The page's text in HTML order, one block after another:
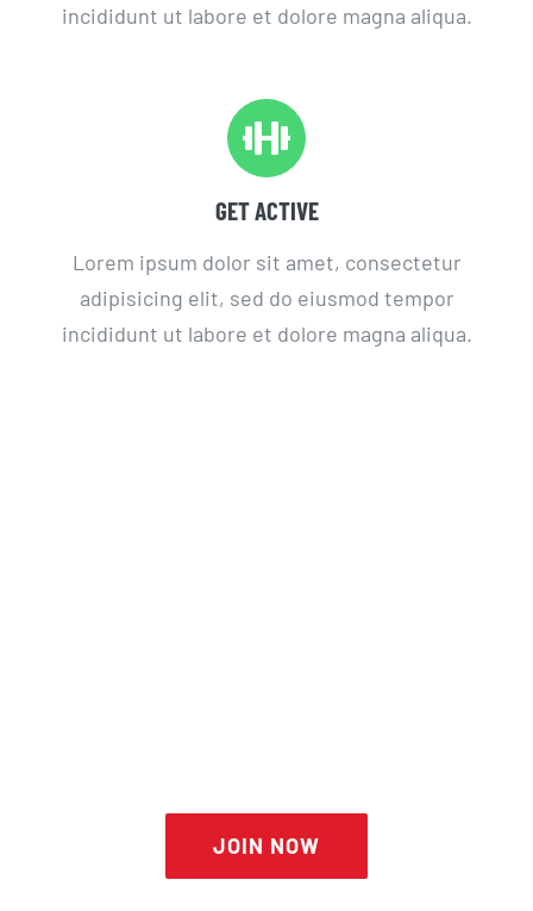
incididunt ut labore et dolore magna aliqua.
GET ACTIVE
Lorem ipsum dolor sit amet, consectetur
adipisicing elit, sed do eiusmod tempor
incididunt ut labore et dolore magna aliqua.
JOIN NOW